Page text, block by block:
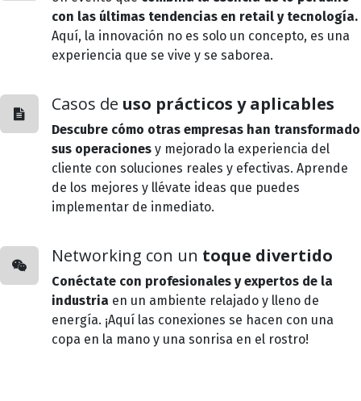
con las últimas tendencias en retail y tecnología.
Aquí, la innovación no es solo un concepto, es una
experiencia que se vive y se saborea.
Casos de uso prácticos y aplicables
Descubre cómo otras empresas han transformado
sus operaciones y mejorado la experiencia del
cliente con soluciones reales y efectivas. Aprende
de los mejores y llévate ideas que puedes
implementar de inmediato.
Networking con un toque divertido
Conéctate con profesionales y expertos de la
industria en un ambiente relajado y lleno de
energía. ¡Aquí las conexiones se hacen con una
copa en la mano y una sonrisa en el rostro!